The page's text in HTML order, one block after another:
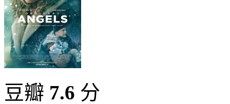
豆瓣 7.6 分